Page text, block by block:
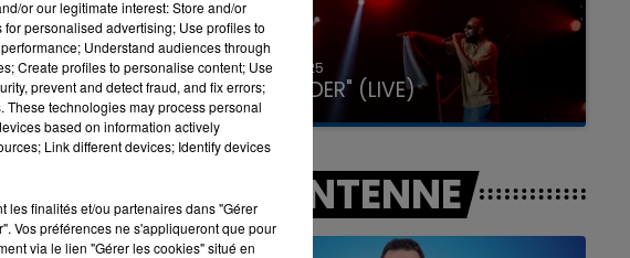
31 janvier 2025
GIMS "SPIDER" (LIVE)
A L'ANTENNE
or our legitimate interest: Store and/or
personalised advertising; Use profiles to
Understand audiences through
Create profiles to personalise content; Use
prevent and detect fraud, and fix errors;
technologies may process personal
based on information actively
Link different devices; Identify devices
les finalités et/ou partenaires dans "Gérer
Vos préférences ne s'appliqueront que pour
via le lien "Gérer les cookies" situé en